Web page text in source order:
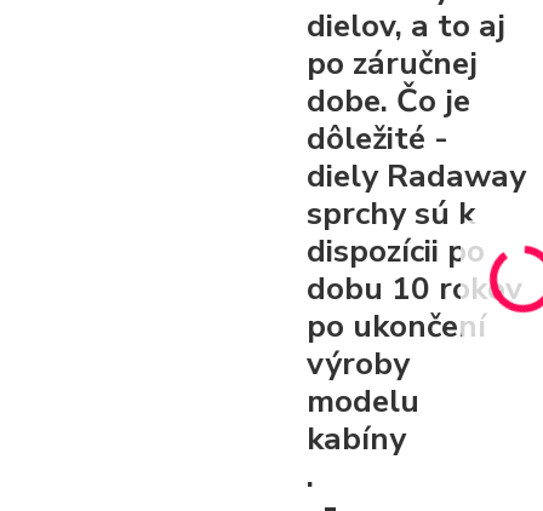
dielov, a to aj
po záručnej
dobe. Čo je
dôležité -
diely Radaway
sprchy sú k
dispozícii po
dobu 10 rokov
po ukončení
výroby
modelu
kabíny
.